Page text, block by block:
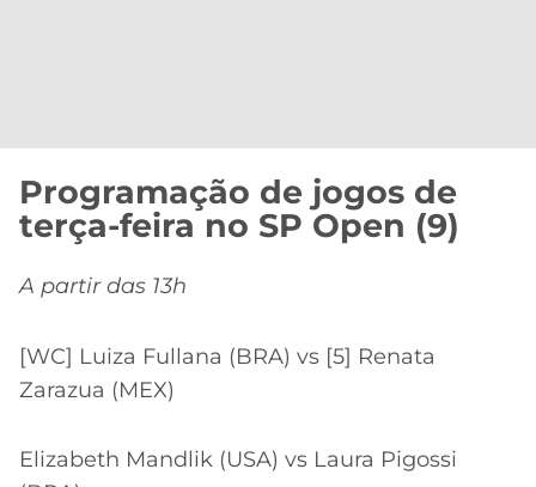
Programação de jogos de
terça-feira no SP Open (9)
A partir das 13h
[WC] Luiza Fullana (BRA) vs [5] Renata
Zarazua (MEX)
Elizabeth Mandlik (USA) vs Laura Pigossi